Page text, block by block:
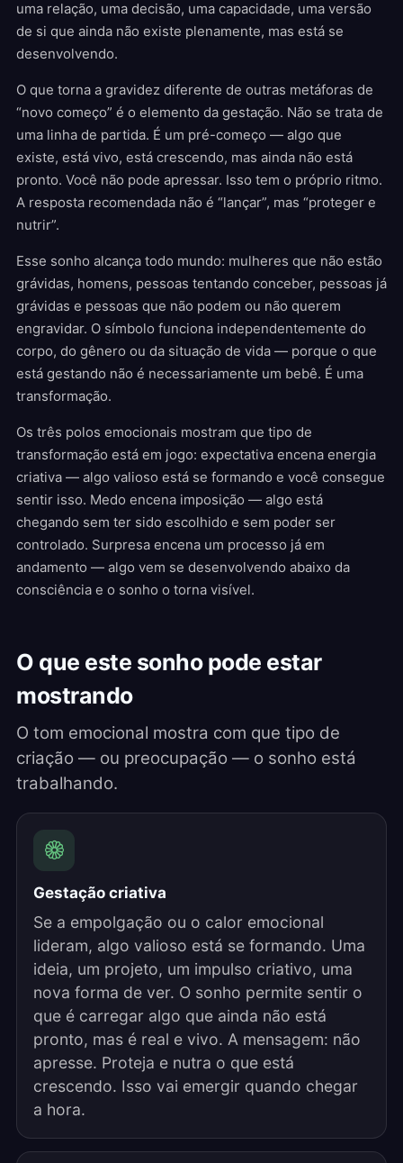
uma relação, uma decisão, uma capacidade, uma versão
de si que ainda não existe plenamente, mas está se
desenvolvendo.
O que torna a gravidez diferente de outras metáforas de
“novo começo” é o elemento da gestação. Não se trata de
uma linha de partida. É um pré-começo — algo que
existe, está vivo, está crescendo, mas ainda não está
pronto. Você não pode apressar. Isso tem o próprio ritmo.
A resposta recomendada não é “lançar”, mas “proteger e
nutrir”.
Esse sonho alcança todo mundo: mulheres que não estão
grávidas, homens, pessoas tentando conceber, pessoas já
grávidas e pessoas que não podem ou não querem
engravidar. O símbolo funciona independentemente do
corpo, do gênero ou da situação de vida — porque o que
está gestando não é necessariamente um bebê. É uma
transformação.
Os três polos emocionais mostram que tipo de
transformação está em jogo: expectativa encena energia
criativa — algo valioso está se formando e você consegue
sentir isso. Medo encena imposição — algo está
chegando sem ter sido escolhido e sem poder ser
controlado. Surpresa encena um processo já em
andamento — algo vem se desenvolvendo abaixo da
consciência e o sonho o torna visível.
O que este sonho pode estar
mostrando
O tom emocional mostra com que tipo de
criação — ou preocupação — o sonho está
trabalhando.
Gestação criativa
Se a empolgação ou o calor emocional
lideram, algo valioso está se formando. Uma
ideia, um projeto, um impulso criativo, uma
nova forma de ver. O sonho permite sentir o
que é carregar algo que ainda não está
pronto, mas é real e vivo. A mensagem: não
apresse. Proteja e nutra o que está
crescendo. Isso vai emergir quando chegar
a hora.